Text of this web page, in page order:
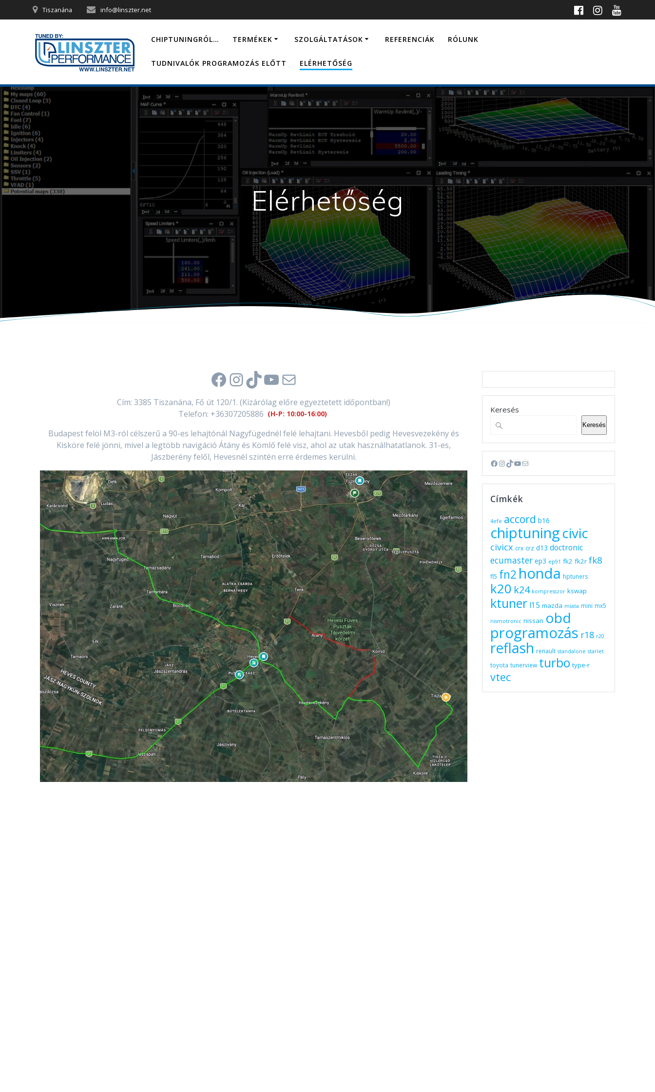
to
Tiszanána info@linszter.net
CHIPTUNINGRÓL… TERMÉKEK SZOLGÁLTATÁSOK REFERENCIÁK RÓLUNK
TUDNIVALÓK PROGRAMOZÁS ELŐTT ELÉRHETŐSÉG
Elérhetőség
Facebook
Instagram
TikTok
YouTube
Mail
Cím: 3385 Tiszanána, Fő út 120/1. (Kizárólag előre egyeztetett időpontban!)
Telefon: +36307205886 (H-P: 10:00-16:00)
Budapest felöl M3-ról célszerű a 90-es lehajtónál Nagyfügednél felé lehajtani. Hevesből pedig Hevesvezekény és
Kisköre felé jönni, mivel a legtöbb navigáció Átány és Kömlő felé visz, ahol az utak használhatatlanok. 31-es,
Jászberény felől, Hevesnél szintén erre érdemes kerülni.
Keresés
Keresés
Facebook
Instagram
TikTok
YouTube
Mail
Címkék
4efe accord b16
chiptuningcivic
civicx crx crz d13 doctronic
ecumaster ep3 ep91 fk2 fk2r fk8
fl5 fn2 honda hptuners
k20 k24 kompresszor kswap
ktuner l15 mazda miata mini mx5
nismotronic nissan obd
programozás r18 r20
reflash renault standalone starlet
toyota tunerview turbo type-r
vtec